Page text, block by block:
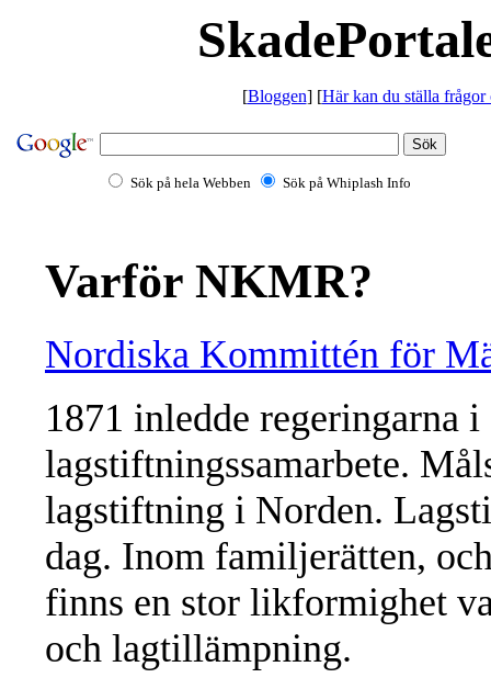
[Bloggen] [Här kan du ställa frågor
Sök på hela Webben Sök på Whiplash Info
Varför NKMR?
Nordiska Kommittén för
1871 inledde regeringarna
lagstiftningssamarbete.
lagstiftning i Norden.
dag. Inom familjerätten,
finns en stor likformighet
och lagtillämpning.